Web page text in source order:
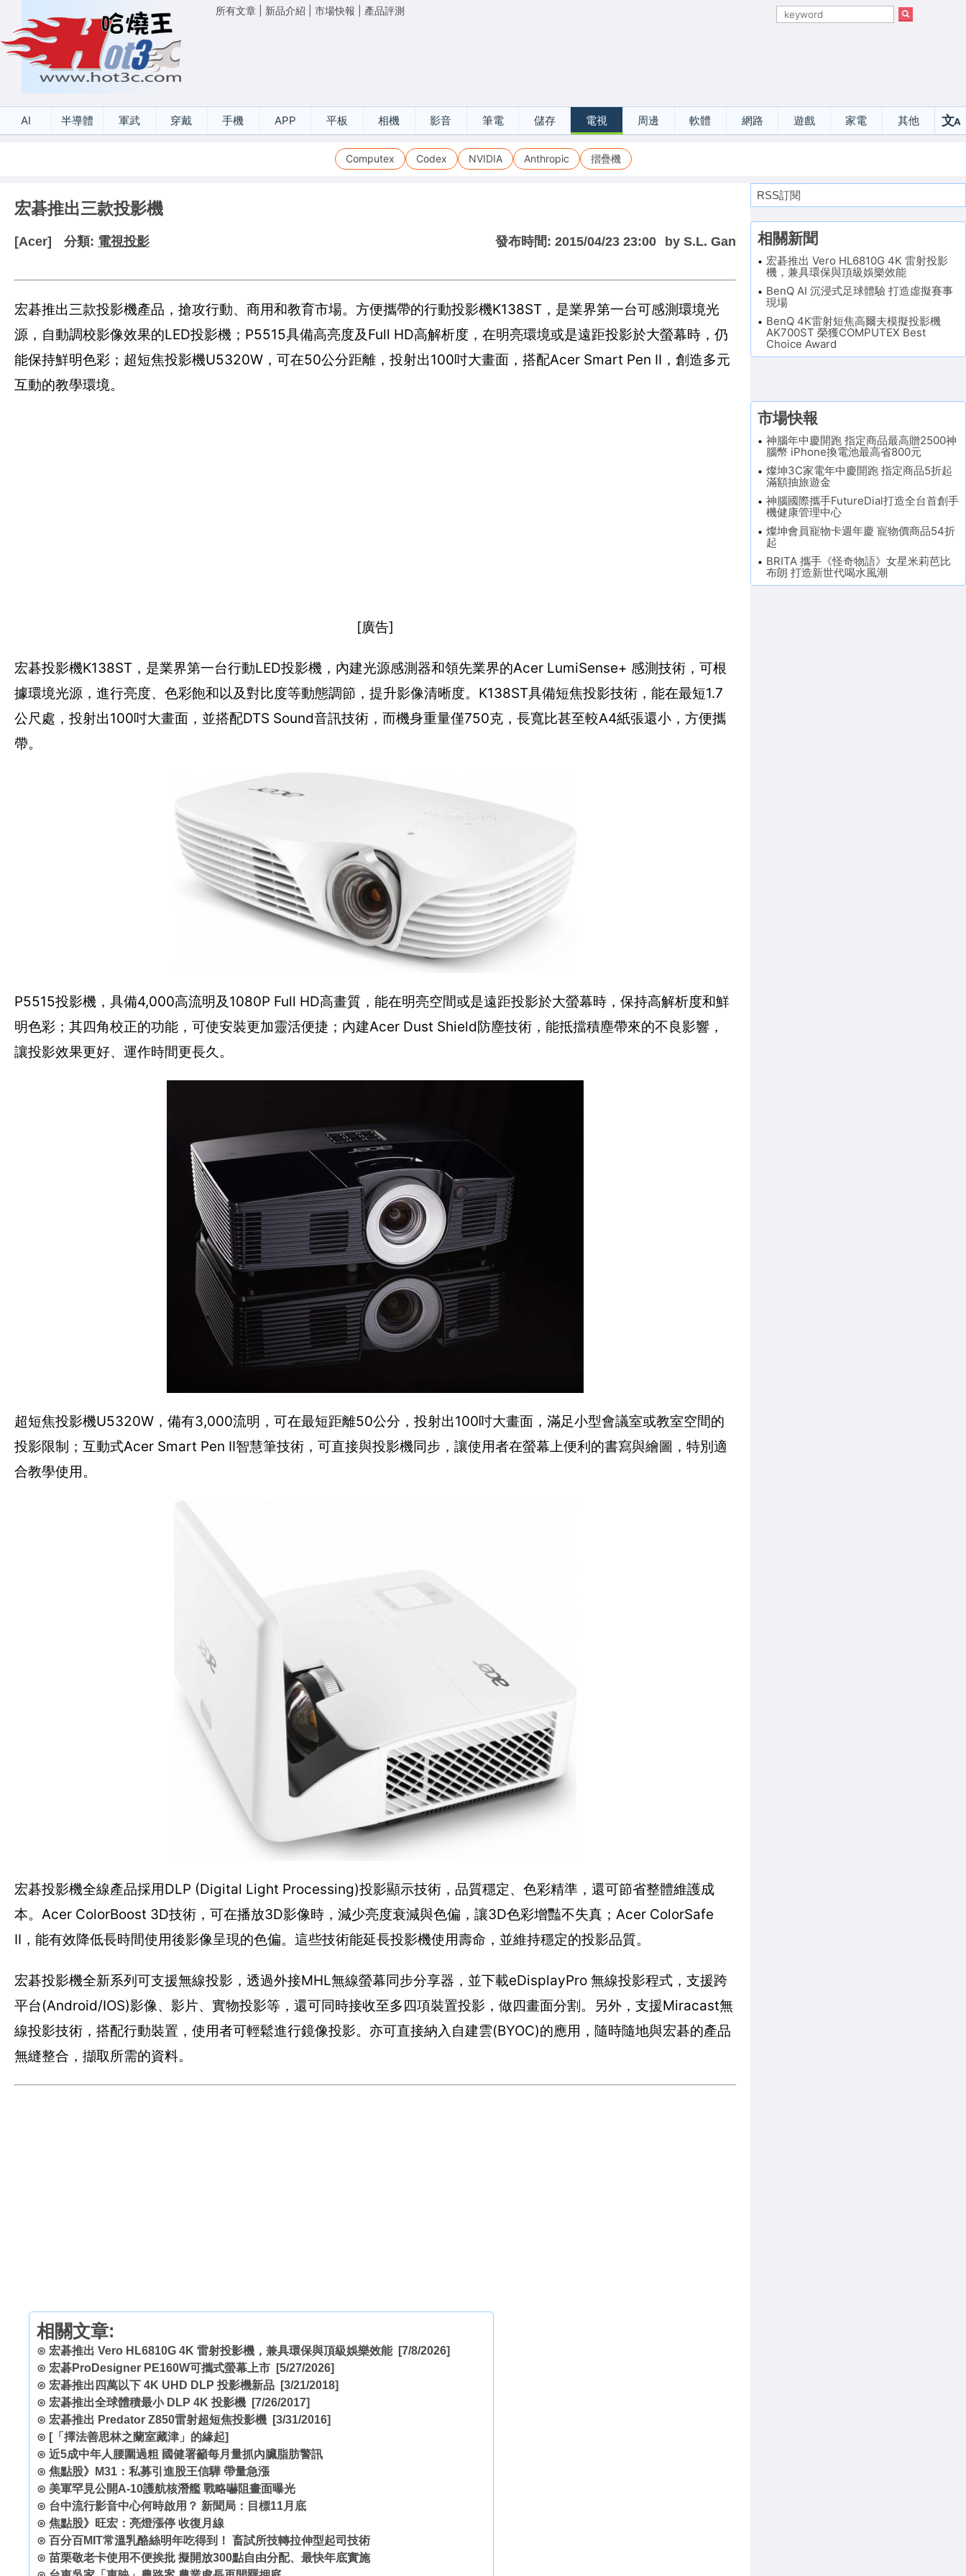
所有文章 新品介紹 市場快報 產品評測
AI 半導體 軍武 穿戴 手機 APP 平板 相機 影音 筆電 儲存 電視 周邊 軟體 網路 遊戲 家電 其他 文A
Computex Codex NVIDIA Anthropic 摺疊機
宏碁推出三款投影機
[Acer] 分類: 電視投影 發布時間: 2015/04/23 23:00 by S.L. Gan
宏碁推出三款投影機產品，搶攻行動、商用和教育市場。方便攜帶的行動投影機K138ST，是業界第一台可感測環境光
源，自動調校影像效果的LED投影機；P5515具備高亮度及Full HD高解析度，在明亮環境或是遠距投影於大螢幕時，仍
能保持鮮明色彩；超短焦投影機U5320W，可在50公分距離，投射出100吋大畫面，搭配Acer Smart Pen II，創造多元
互動的教學環境。
[廣告]
宏碁投影機K138ST，是業界第一台行動LED投影機，內建光源感測器和領先業界的Acer LumiSense+ 感測技術，可根
據環境光源，進行亮度、色彩飽和以及對比度等動態調節，提升影像清晰度。K138ST具備短焦投影技術，能在最短1.7
公尺處，投射出100吋大畫面，並搭配DTS Sound音訊技術，而機身重量僅750克，長寬比甚至較A4紙張還小，方便攜
帶。
P5515投影機，具備4,000高流明及1080P Full HD高畫質，能在明亮空間或是遠距投影於大螢幕時，保持高解析度和鮮
明色彩；其四角校正的功能，可使安裝更加靈活便捷；內建Acer Dust Shield防塵技術，能抵擋積塵帶來的不良影響，
讓投影效果更好、運作時間更長久。
超短焦投影機U5320W，備有3,000流明，可在最短距離50公分，投射出100吋大畫面，滿足小型會議室或教室空間的
投影限制；互動式Acer Smart Pen II智慧筆技術，可直接與投影機同步，讓使用者在螢幕上便利的書寫與繪圖，特別適
合教學使用。
宏碁投影機全線產品採用DLP (Digital Light Processing)投影顯示技術，品質穩定、色彩精準，還可節省整體維護成
本。Acer ColorBoost 3D技術，可在播放3D影像時，減少亮度衰減與色偏，讓3D色彩增豔不失真；Acer ColorSafe
II，能有效降低長時間使用後影像呈現的色偏。這些技術能延長投影機使用壽命，並維持穩定的投影品質。
宏碁投影機全新系列可支援無線投影，透過外接MHL無線螢幕同步分享器，並下載eDisplayPro 無線投影程式，支援跨
平台(Android/IOS)影像、影片、實物投影等，還可同時接收至多四項裝置投影，做四畫面分割。另外，支援Miracast無
線投影技術，搭配行動裝置，使用者可輕鬆進行鏡像投影。亦可直接納入自建雲(BYOC)的應用，隨時隨地與宏碁的產品
無縫整合，擷取所需的資料。
相關文章:
⊙ 宏碁推出 Vero HL6810G 4K 雷射投影機，兼具環保與頂級娛樂效能[7/8/2026]
⊙ 宏碁ProDesigner PE160W可攜式螢幕上市 [5/27/2026]
⊙ 宏碁推出四萬以下 4K UHD DLP 投影機新品 [3/21/2018]
⊙ 宏碁推出全球體積最小 DLP 4K 投影機 [7/26/2017]
⊙ 宏碁推出 Predator Z850雷射超短焦投影機 [3/31/2016]
⊙ [「擇法善思林之蘭室藏津」的緣起]
⊙ 近5成中年人腰圍過粗 國健署籲每月量抓內臟脂肪警訊
⊙ 焦點股》M31：私募引進股王信驊 帶量急漲
⊙ 美軍罕見公開A-10護航核潛艦 戰略嚇阻畫面曝光
⊙ 台中流行影音中心何時啟用？ 新聞局：目標11月底
⊙ 焦點股》旺宏：亮燈漲停 收復月線
⊙ 百分百MIT常溫乳酪絲明年吃得到！ 畜試所技轉拉伸型起司技術
⊙ 苗栗敬老卡使用不便挨批 擬開放300點自由分配、最快年底實施
RSS訂閱
相關新聞
宏碁推出 Vero HL6810G 4K 雷射投影
機，兼具環保與頂級娛樂效能
BenQ AI 沉浸式足球體驗 打造虛擬賽事
現場
BenQ 4K雷射短焦高爾夫模擬投影機
AK700ST 榮獲COMPUTEX Best
Choice Award
市場快報
神腦年中慶開跑 指定商品最高贈2500神
腦幣 iPhone換電池最高省800元
燦坤3C家電年中慶開跑 指定商品5折起
滿額抽旅遊金
神腦國際攜手FutureDial打造全台首創手
機健康管理中心
燦坤會員寵物卡週年慶 寵物價商品54折
起
BRITA 攜手《怪奇物語》女星米莉芭比
布朗 打造新世代喝水風潮